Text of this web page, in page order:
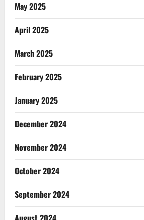
May 2025
April 2025
March 2025
February 2025
January 2025
December 2024
November 2024
October 2024
September 2024